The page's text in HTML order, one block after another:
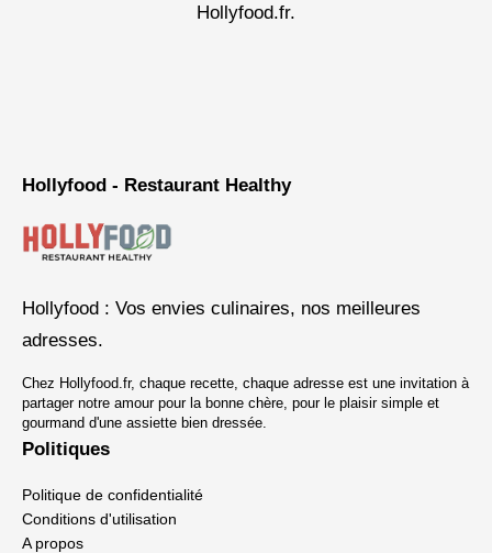
Hollyfood.fr.
Hollyfood - Restaurant Healthy
Hollyfood : Vos envies culinaires, nos meilleures
adresses.
Chez Hollyfood.fr, chaque recette, chaque adresse est une invitation à
partager notre amour pour la bonne chère, pour le plaisir simple et
gourmand d'une assiette bien dressée.
Politiques
Politique de confidentialité
Conditions d'utilisation
A propos